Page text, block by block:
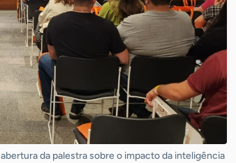
da palestra sobre o impacto da inteligência